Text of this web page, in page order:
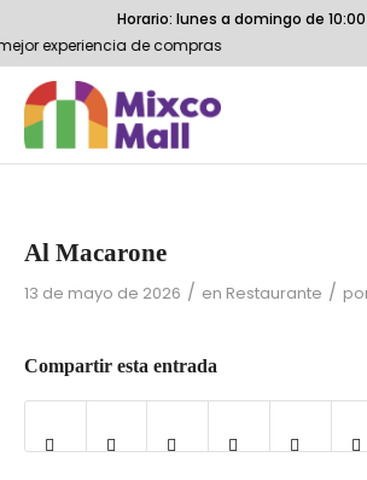
experiencia de compras
Horario: lunes a domingo de
Al Macarone
13 de mayo de 2026 / en Restaurante /
Compartir esta entrada